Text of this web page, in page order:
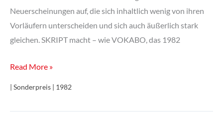
Neuerscheinungen auf, die sich inhaltlich wenig von ihren
Vorläufern unterscheiden und sich auch äußerlich stark
gleichen. SKRIPT macht – wie VOKABO, das 1982
Skript
Read More »
| Sonderpreis | 1982